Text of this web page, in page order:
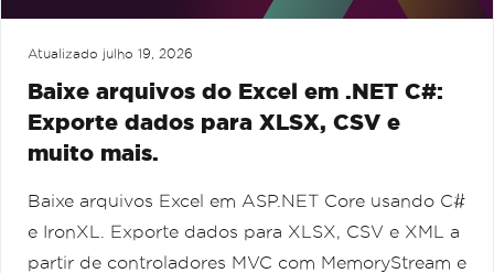
Atualizado julho 19, 2026
Baixe arquivos do Excel em .NET C#:
Exporte dados para XLSX, CSV e
muito mais.
Baixe arquivos Excel em ASP.NET Core usando C#
e IronXL. Exporte dados para XLSX, CSV e XML a
partir de controladores MVC com MemoryStream e